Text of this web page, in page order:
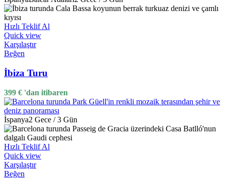
Hızlı Teklif Al
Quick view
Karşılaştır
Beğen
İbiza Turu
399 € 'dan itibaren
İspanya2 Gece / 3 Gün
Hızlı Teklif Al
Quick view
Karşılaştır
Beğen